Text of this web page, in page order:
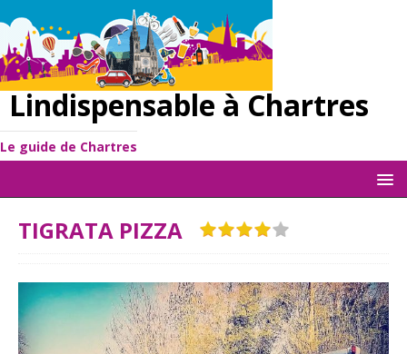
Lindispensable à Chartres
Le guide de Chartres
TIGRATA PIZZA